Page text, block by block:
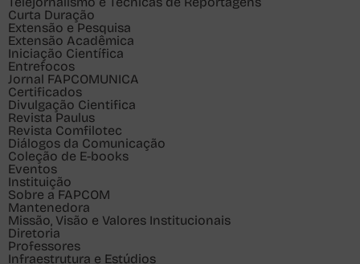
Curta Duração
Extensão e Pesquisa
Extensão Acadêmica
Iniciação Científica
Entrefocos
Jornal FAPCOMUNICA
Certificados
Divulgação Cientifica
Revista Paulus
Revista Comfilotec
Diálogos da Comunicação
Coleção de E-books
Eventos
Instituição
Sobre a FAPCOM
Mantenedora
Missão, Visão e Valores Institucionais
Diretoria
Professores
Infraestrutura e Estúdios